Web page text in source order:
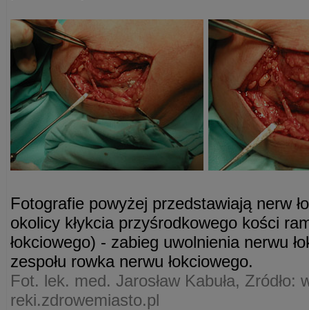
Fotografie powyżej przedstawiają nerw
okolicy kłykcia przyśrodkowego kości
łokciowego) - zabieg uwolnienia nerwu
zespołu rowka nerwu łokciowego.
Fot. lek. med. Jarosław Kabuła, Zródło:
reki.zdrowemiasto.pl